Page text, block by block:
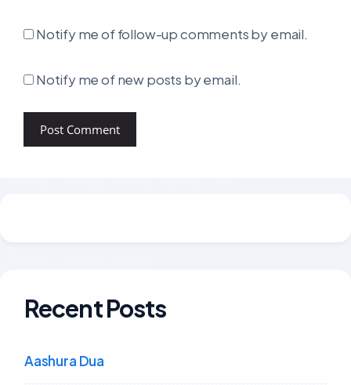
Notify me of follow-up comments by email.
Notify me of new posts by email.
Recent Posts
Aashura Dua